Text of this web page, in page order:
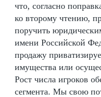
что, согласно
ко второму чтению,
поручить
имени Российской
продажу
имущества или
Рост числа игроков
сегмента. Мы свою